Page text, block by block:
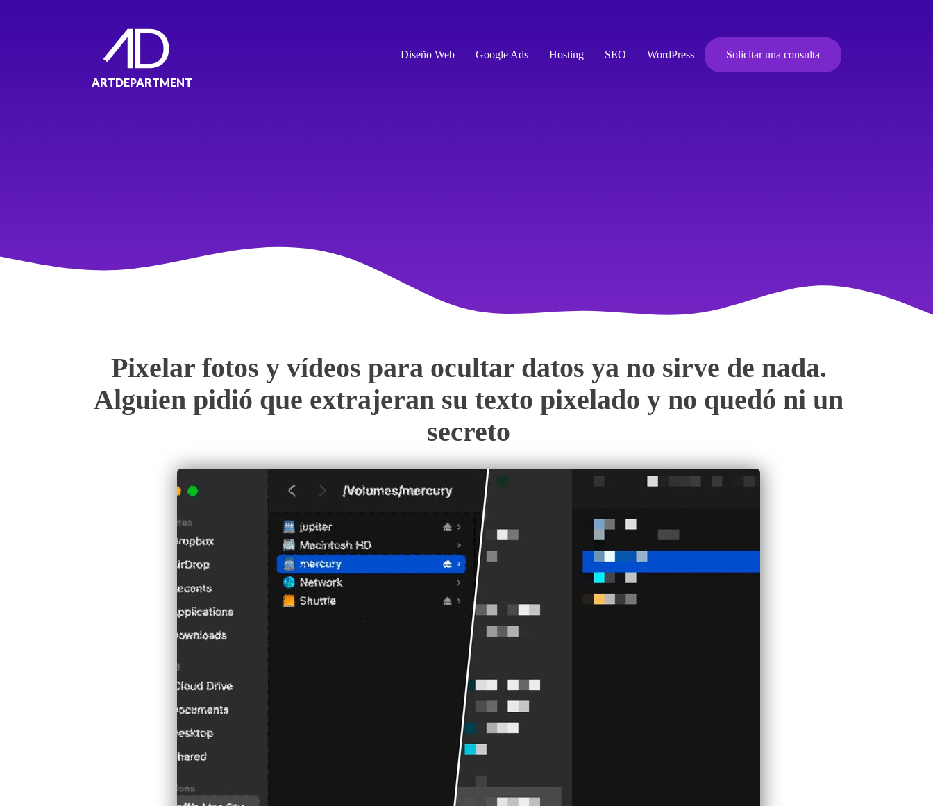
ARTDEPARTMENT
Diseño Web Google Ads Hosting SEO WordPress Solicitar una consulta
Pixelar fotos y vídeos para ocultar datos ya no sirve de nada.
Alguien pidió que extrajeran su texto pixelado y no quedó ni un
secreto